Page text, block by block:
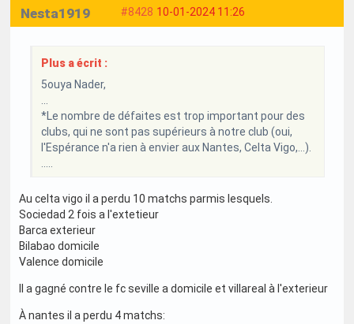
#8428 10-01-2024 11:26
Nesta1919
Plus a écrit :
5ouya Nader,
*Le nombre de défaites est trop important pour des
clubs, qui ne sont pas supérieurs à notre club (oui,
l'Espérance n'a rien à envier aux Nantes, Celta Vigo,...).
Au celta vigo il a perdu 10 matchs parmis lesquels.
Sociedad 2 fois a l'extetieur
Barca exterieur
Bilabao domicile
Valence domicile
Il a gagné contre le fc seville a domicile et villareal à l'exterieur
À nantes il a perdu 4 matchs: